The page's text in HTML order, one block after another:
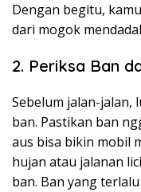
Dengan begitu,
dari mogok
2. Periksa Ban
Sebelum jalan-jalan,
ban. Pastikan ban
aus bisa bikin mobil
hujan atau jalanan
ban. Ban yang